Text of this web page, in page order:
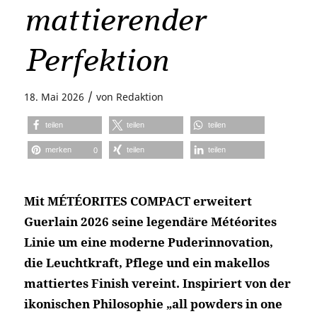
mattierender
Perfektion
18. Mai 2026 / von Redaktion
teilen teilen teilen
merken 0 teilen teilen
Mit MÉTÉORITES COMPACT erweitert
Guerlain 2026 seine legendäre Météorites
Linie um eine moderne Puderinnovation,
die Leuchtkraft, Pflege und ein makellos
mattiertes Finish vereint. Inspiriert von der
ikonischen Philosophie „all powders in one